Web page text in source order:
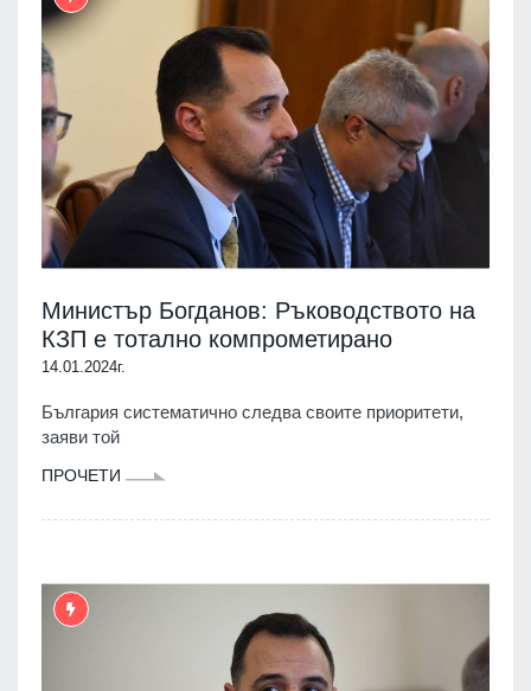
Министър Богданов: Ръководството на
КЗП е тотално компрометирано
14.01.2024г.
България систематично следва своите приоритети,
заяви той
ПРОЧЕТИ